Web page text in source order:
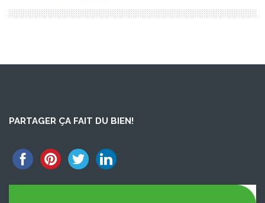
PARTAGER ÇA FAIT DU BIEN!